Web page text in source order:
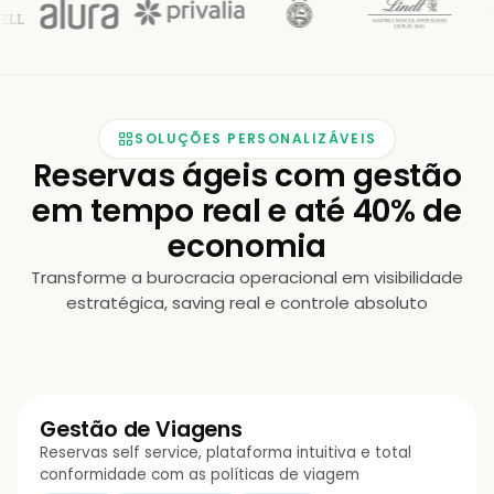
SOLUÇÕES PERSONALIZÁVEIS
Reservas ágeis com gestão
em tempo real e até 40% de
economia
Transforme a burocracia operacional em visibilidade
estratégica, saving real e controle absoluto
Gestão de Viagens
Reservas self service, plataforma intuitiva e total
conformidade com as políticas de viagem